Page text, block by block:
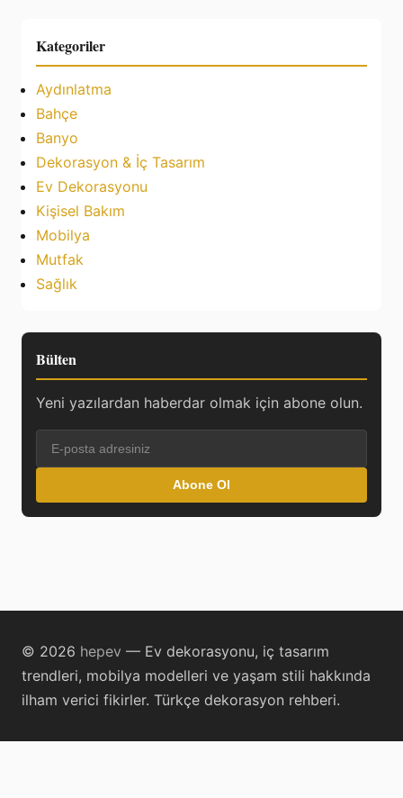
Kategoriler
Aydınlatma
Bahçe
Banyo
Dekorasyon & İç Tasarım
Ev Dekorasyonu
Kişisel Bakım
Mobilya
Mutfak
Sağlık
Bülten
Yeni yazılardan haberdar olmak için abone olun.
Abone Ol
© 2026 hepev — Ev dekorasyonu, iç tasarım
trendleri, mobilya modelleri ve yaşam stili hakkında
ilham verici fikirler. Türkçe dekorasyon rehberi.